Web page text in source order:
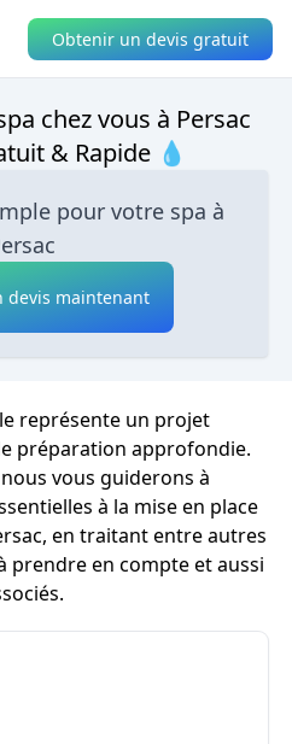
Obtenir un devis gratuit
chez vous à Persac
& Rapide 💧
pour votre spa à
devis maintenant
représente un projet
préparation approfondie.
vous guiderons à
à la mise en place
en traitant entre autres
prendre en compte et aussi